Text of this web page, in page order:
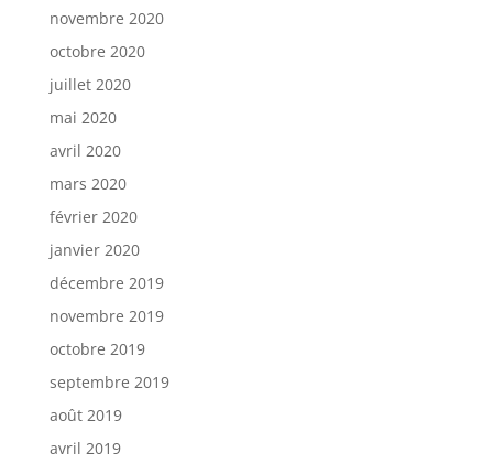
novembre 2020
octobre 2020
juillet 2020
mai 2020
avril 2020
mars 2020
février 2020
janvier 2020
décembre 2019
novembre 2019
octobre 2019
septembre 2019
août 2019
avril 2019